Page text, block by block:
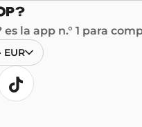
hablar de
Low, conservando
en el mundo de
su diseño versátil
(black), el sobrio
La Dunk Low no
es la app n.° 1 para
· EUR